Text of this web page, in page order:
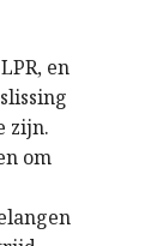
en
zijn.
om